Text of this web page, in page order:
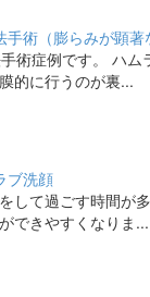
手術（膨らみが顕
術症例です。 ハ
的に行うのが裏...
ブ洗顔
して過ごす時間が
できやすくなりま...